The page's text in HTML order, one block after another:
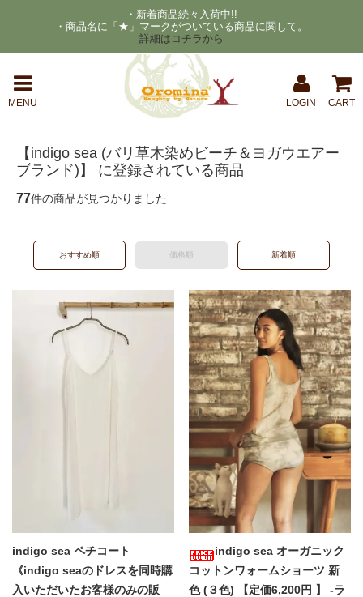
・新着商品続々入荷中!!
・商品名に「★」マークがついている商品に関して。
詳細はコチラから
MENU LOGIN CART
【indigo sea (バリ草木染めビーチ＆ヨガウエアー
ブランド)】 に登録されている商品
77件の商品が見つかりました
おすすめ順 価格順 新着順
indigo sea ペチコート
《indigo seaのドレスを同時購
入いただいたお客様のみの販
indigo sea オーガニック
コットンワォームショーツ 新
色 (３色) 【定価6,200円 】 -ラ